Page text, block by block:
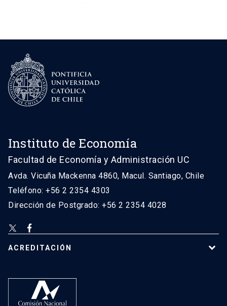
Instituto de Economía
Facultad de Economía y Administración UC
Avda. Vicuña Mackenna 4860, Macul. Santiago, Chile
Teléfono: +56 2 2354 4303
Dirección de Postgrado: +56 2 2354 4028
ACREDITACIÓN